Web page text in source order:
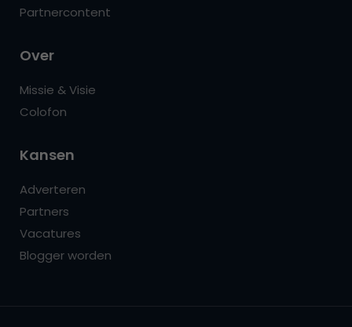
Partnercontent
Over
Missie & Visie
Colofon
Kansen
Adverteren
Partners
Vacatures
Blogger worden